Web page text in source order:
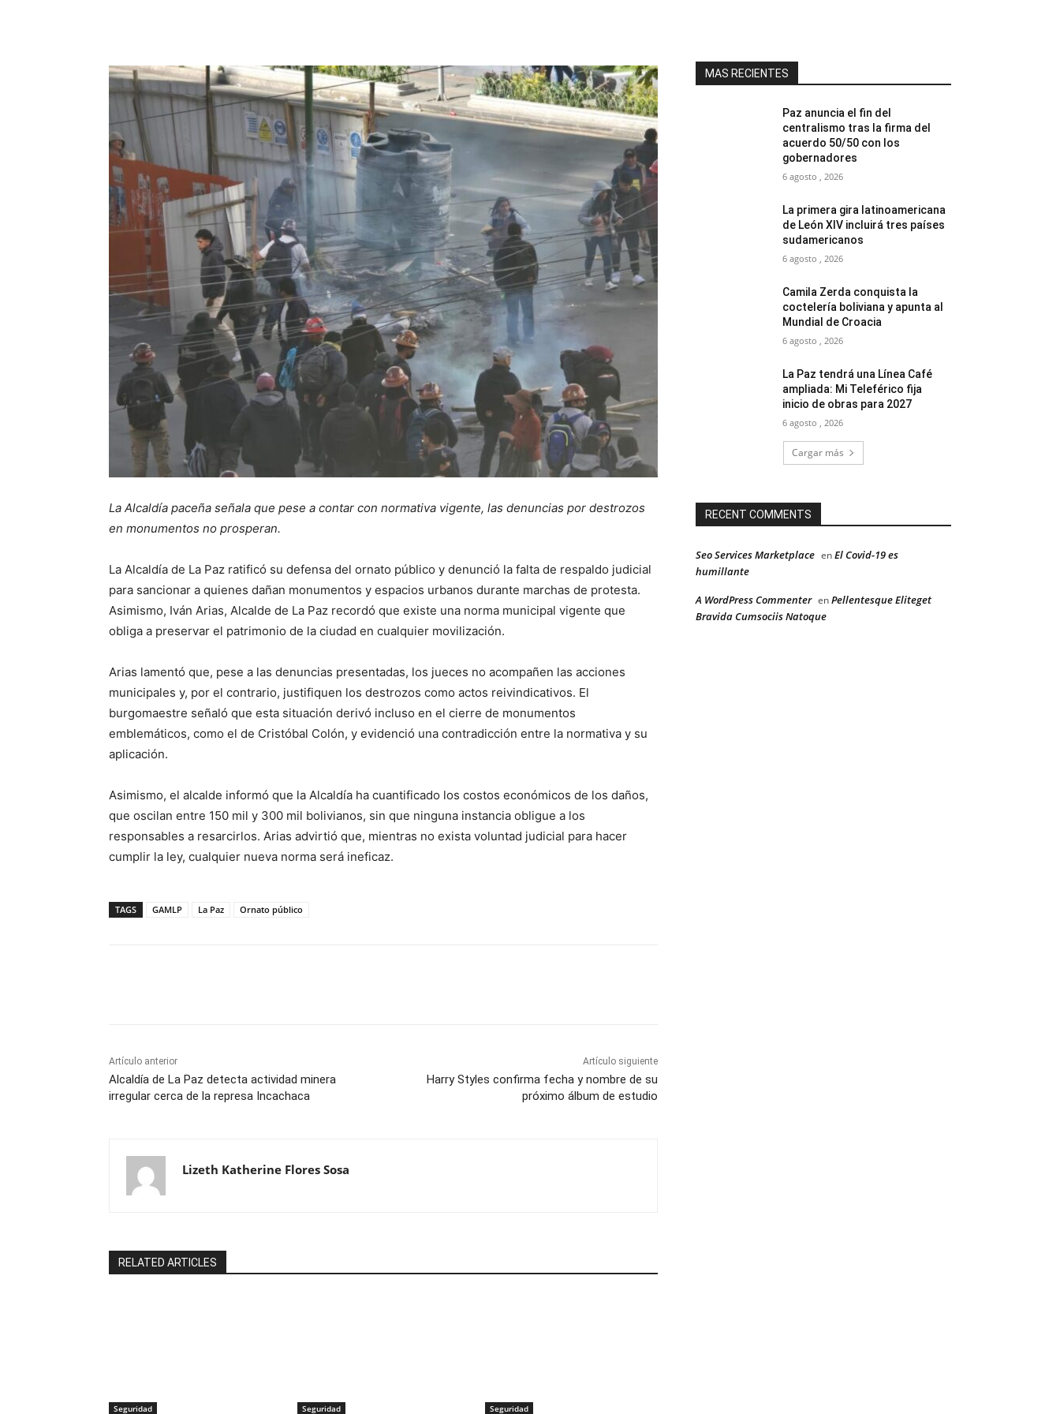
La Alcaldía paceña señala que pese a contar con normativa vigente, las denuncias por destrozos
en monumentos no prosperan.
La Alcaldía de La Paz ratificó su defensa del ornato público y denunció la falta de respaldo judicial
para sancionar a quienes dañan monumentos y espacios urbanos durante marchas de protesta.
Asimismo, Iván Arias, Alcalde de La Paz recordó que existe una norma municipal vigente que
obliga a preservar el patrimonio de la ciudad en cualquier movilización.
Arias lamentó que, pese a las denuncias presentadas, los jueces no acompañen las acciones
municipales y, por el contrario, justifiquen los destrozos como actos reivindicativos. El
burgomaestre señaló que esta situación derivó incluso en el cierre de monumentos
emblemáticos, como el de Cristóbal Colón, y evidenció una contradicción entre la normativa y su
aplicación.
Asimismo, el alcalde informó que la Alcaldía ha cuantificado los costos económicos de los daños,
que oscilan entre 150 mil y 300 mil bolivianos, sin que ninguna instancia obligue a los
responsables a resarcirlos. Arias advirtió que, mientras no exista voluntad judicial para hacer
cumplir la ley, cualquier nueva norma será ineficaz.
TAGS GAMLP La Paz Ornato público
Artículo anterior
Alcaldía de La Paz detecta actividad minera
irregular cerca de la represa Incachaca
Artículo siguiente
Harry Styles confirma fecha y nombre de su
próximo álbum de estudio
Lizeth Katherine Flores Sosa
RELATED ARTICLES
Seguridad Seguridad Seguridad
MAS RECIENTES
Paz anuncia el fin del
centralismo tras la firma del
acuerdo 50/50 con los
gobernadores
6 agosto , 2026
La primera gira latinoamericana
de León XIV incluirá tres países
sudamericanos
6 agosto , 2026
Camila Zerda conquista la
coctelería boliviana y apunta al
Mundial de Croacia
6 agosto , 2026
La Paz tendrá una Línea Café
ampliada: Mi Teleférico fija
inicio de obras para 2027
6 agosto , 2026
Cargar más
RECENT COMMENTS
Seo Services Marketplace enEl Covid-19 es
humillante
A WordPress Commenter enPellentesque Eliteget
Bravida Cumsociis Natoque